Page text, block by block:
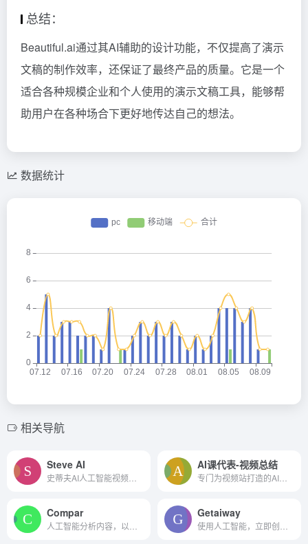
总结：
Beautiful.ai通过其AI辅助的设计功能，不仅提高了演示
文稿的制作效率，还保证了最终产品的质量。它是一个
适合各种规模企业和个人使用的演示文稿工具，能够帮
助用户在各种场合下更好地传达自己的想法。
数据统计
相关导航
Steve AI AI课代表-视频总结
Compar Getaiway